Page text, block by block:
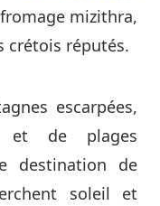
mizithra,
crétois réputés.
escarpées,
et de plages
destination de
soleil et